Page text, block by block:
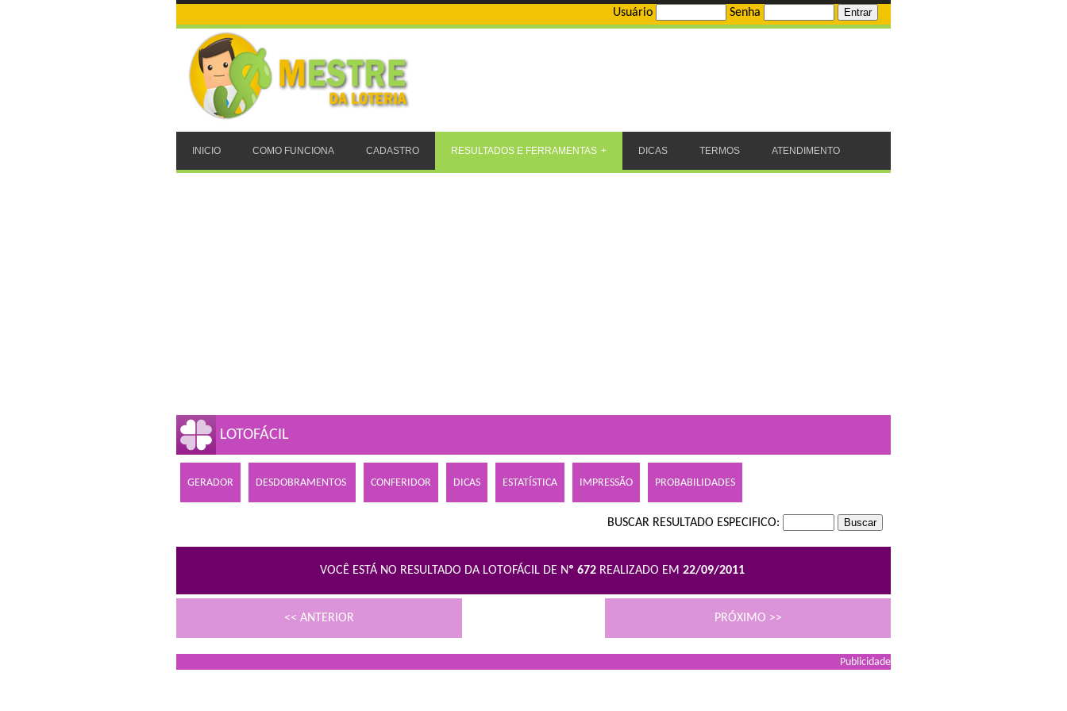
Usuário Senha
INICIO COMO FUNCIONA CADASTRO RESULTADOS E FERRAMENTAS DICAS TERMOS ATENDIMENTO
LOTOFÁCIL
GERADOR DESDOBRAMENTOS CONFERIDOR DICAS ESTATÍSTICA IMPRESSÃO PROBABILIDADES
BUSCAR RESULTADO ESPECIFICO:
VOCÊ ESTÁ NO RESULTADO DA LOTOFÁCIL DE Nº 672 REALIZADO EM 22/09/2011
<< ANTERIOR PRÓXIMO >>
Publicidade